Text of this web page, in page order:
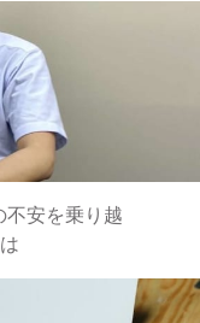
不安を乗り越